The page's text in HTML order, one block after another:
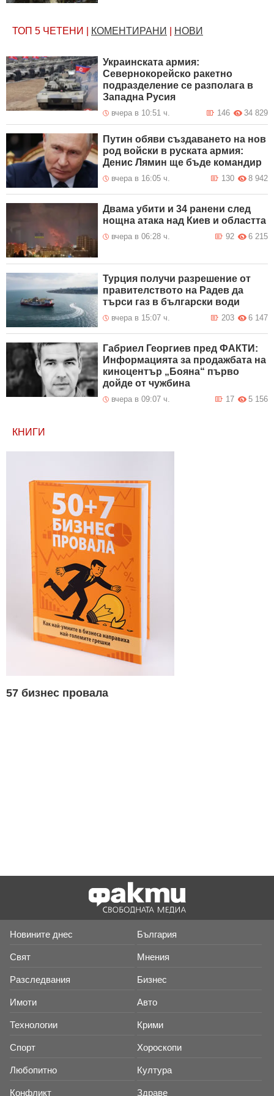
ТОП 5 ЧЕТЕНИ КОМЕНТИРАНИ НОВИ
Украинската армия:
Севернокорейско ракетно
подразделение се разполага в
Западна Русия
вчера в 10:51 ч. 34 829
146
Путин обяви създаването на нов
род войски в руската армия:
Денис Лямин ще бъде командир
вчера в 16:05 ч. 8 942
130
Двама убити и 34 ранени след
нощна атака над Киев и областта
вчера в 06:28 ч. 6 215
92
Турция получи разрешение от
правителството на Радев да
търси газ в български води
вчера в 15:07 ч. 6 147
203
Габриел Георгиев пред ФАКТИ:
Информацията за продажбата на
киноцентър „Бояна“ първо
дойде от чужбина
вчера в 09:07 ч. 5 156
17
КНИГИ
57 бизнес провала
Новините днес България
Свят Мнения
Разследвания Бизнес
Имоти Авто
Технологии Крими
Спорт Хороскопи
Любопитно Култура
Конфликт Здраве